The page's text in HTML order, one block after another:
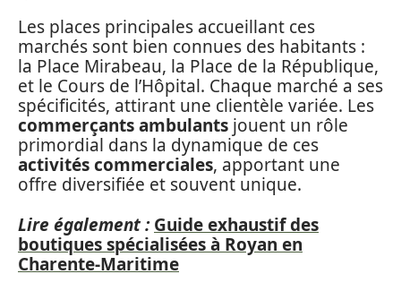
Les places principales accueillant ces
marchés sont bien connues des habitants :
la Place Mirabeau, la Place de la République,
et le Cours de l’Hôpital. Chaque marché a ses
spécificités, attirant une clientèle variée. Les
commerçants ambulants jouent un rôle
primordial dans la dynamique de ces
activités commerciales, apportant une
offre diversifiée et souvent unique.
Lire également : Guide exhaustif des
boutiques spécialisées à Royan en
Charente-Maritime